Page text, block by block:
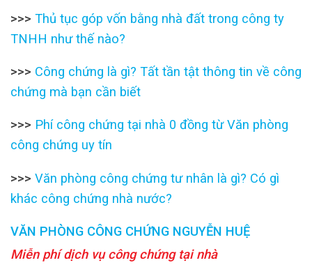
>>> Thủ tục góp vốn bằng nhà đất trong công ty
TNHH như thế nào?
>>> Công chứng là gì? Tất tần tật thông tin về công
chứng mà bạn cần biết
>>> Phí công chứng tại nhà 0 đồng từ Văn phòng
công chứng uy tín
>>> Văn phòng công chứng tư nhân là gì? Có gì
khác công chứng nhà nước?
VĂN PHÒNG CÔNG CHỨNG NGUYỄN HUỆ
Miễn phí dịch vụ công chứng tại nhà